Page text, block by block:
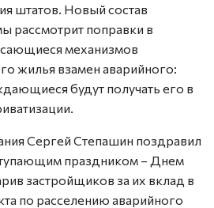
штатов. Новый состав
рассмотрит поправки в
механизмов
жилья взамен аварийного:
будут получать его в
Сергей Степашин поздравил
праздником – Днем
застройщиков за их вклад в
по расселению аварийного